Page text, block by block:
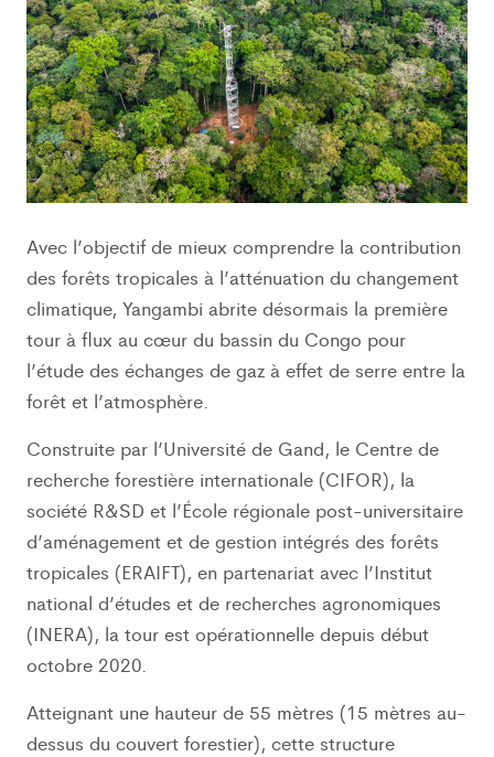
Avec l’objectif de mieux comprendre la contribution
des forêts tropicales à l’atténuation du changement
climatique, Yangambi abrite désormais la première
tour à flux au cœur du bassin du Congo pour
l’étude des échanges de gaz à effet de serre entre la
forêt et l’atmosphère.
Construite par l’Université de Gand, le Centre de
recherche forestière internationale (CIFOR), la
société R&SD et l’École régionale post-universitaire
d’aménagement et de gestion intégrés des forêts
tropicales (ERAIFT), en partenariat avec l’Institut
national d’études et de recherches agronomiques
(INERA), la tour est opérationnelle depuis début
octobre 2020.
Atteignant une hauteur de 55 mètres (15 mètres au-
dessus du couvert forestier), cette structure